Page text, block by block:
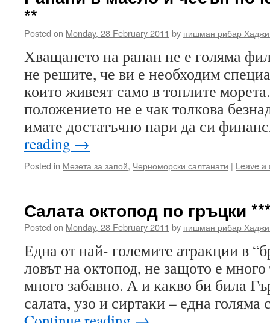
**
Posted on Monday, 28 February 2011 by пишман рибар
Хващането на рапан не е голяма
не решите, че ви е необходим
които живеят само в топлите
положението не е чак толкова
имате достатъчно пари да си
reading →
Posted in Мезета за запой, Черноморски салтанати | Leave a
Салата октопод по гръцки
Posted on Monday, 28 February 2011 by пишман рибар
Една от най- големите атракции в
ловът на октопод, не защото е
много забавно. А и какво би била
салата, узо и сиртаки – една